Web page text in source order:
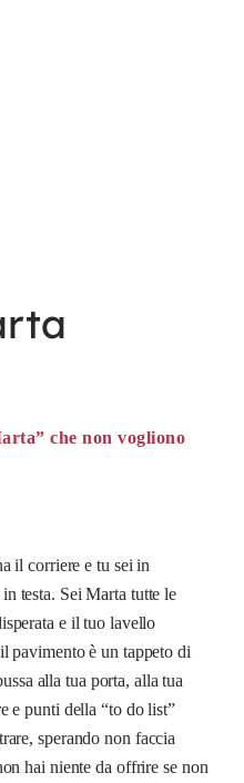
che non vogliono
il corriere e tu sei in
testa. Sei Marta tutte le
e il tuo lavello
pavimento è un tappeto di
alla tua porta, alla tua
e punti della “to do list”
sperando non faccia
hai niente da offrire se non